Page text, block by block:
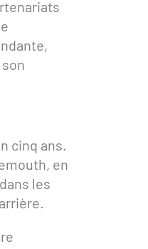
cinq ans.
en
les